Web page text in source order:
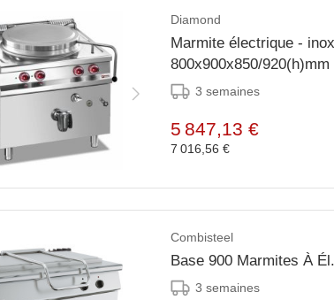
Diamond
Marmite électrique - inox -
800x900x850/920(h)mm
3 semaines
5 847,13 €
7 016,56 €
Combisteel
Base 900 Marmites À
3 semaines